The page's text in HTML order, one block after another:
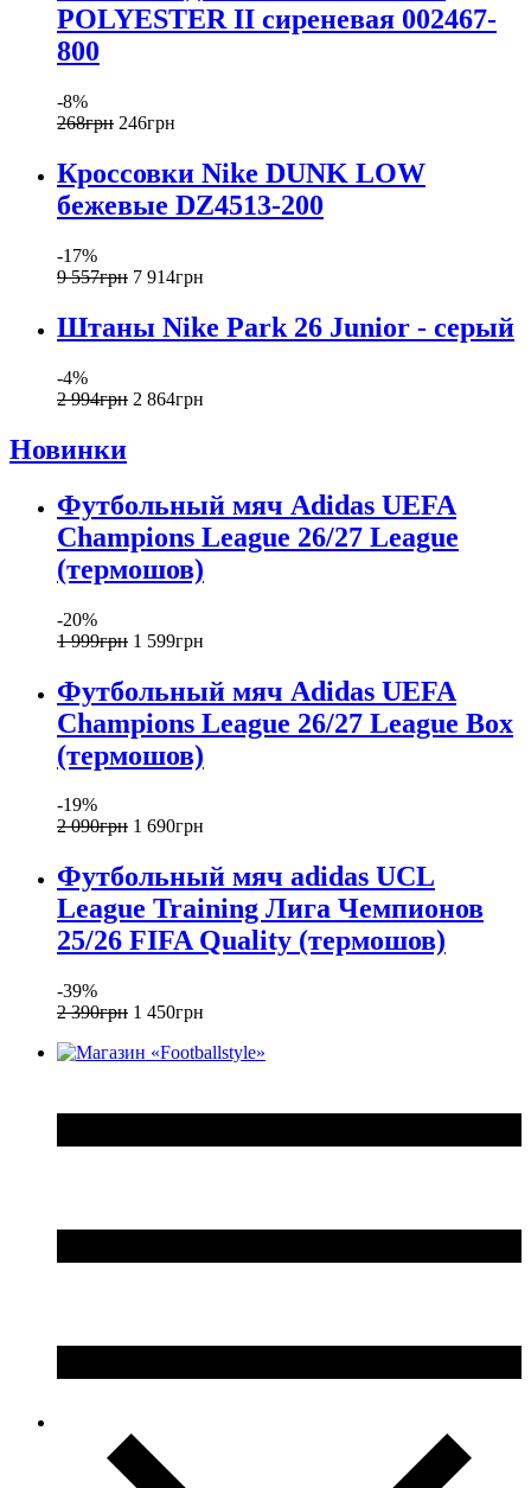
POLYESTER II сиреневая 002467-
800
-8%
268грн 246грн
Кроссовки Nike DUNK LOW
бежевые DZ4513-200
-17%
9 557грн 7 914грн
Штаны Nike Park 26 Junior - серый
-4%
2 994грн 2 864грн
Новинки
Футбольный мяч Adidas UEFA
Champions League 26/27 League
(термошов)
-20%
1 999грн 1 599грн
Футбольный мяч Adidas UEFA
Champions League 26/27 League Box
(термошов)
-19%
2 090грн 1 690грн
Футбольный мяч adidas UCL
League Training Лига Чемпионов
25/26 FIFA Quality (термошов)
-39%
2 390грн 1 450грн